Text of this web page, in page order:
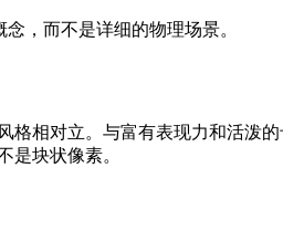
，而不是详细的物理场景。
相对立。与富有表现力和活泼
是块状像素。